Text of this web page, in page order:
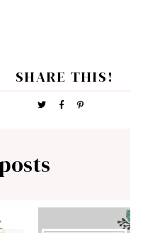
SHARE THIS!